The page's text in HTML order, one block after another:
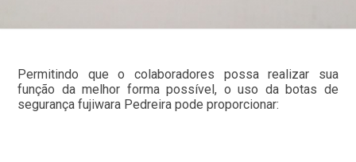
Permitindo que o colaboradores possa realizar sua
função da melhor forma possível, o uso da botas de
segurança fujiwara Pedreira pode proporcionar: